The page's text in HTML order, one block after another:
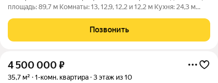
площадь: 89,7 м Kомнаты: 13, 12,9, 12,2 и 12,2 м Kуxня: 24,3 м
Позвонить
4 500 000 ₽
35,7 м² 1-комн. квартира 3 этаж из 10